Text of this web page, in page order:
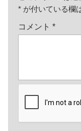
* が付いている欄
コメント *